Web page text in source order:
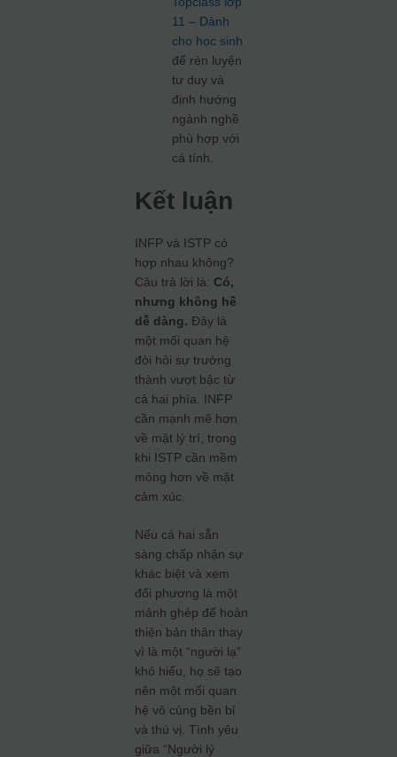
11 – Dành
cho học sinh
để rèn luyện
tư duy và
định hướng
ngành nghề
phù hợp với
cá tính.
Kết luận
INFP và ISTP có
hợp nhau không?
Câu trả lời là: Có,
nhưng không hề
dễ dàng. Đây là
một mối quan hệ
đòi hỏi sự trưởng
thành vượt bậc từ
cả hai phía. INFP
cần mạnh mẽ hơn
về mặt lý trí, trong
khi ISTP cần mềm
mỏng hơn về mặt
cảm xúc.
Nếu cả hai sẵn
sàng chấp nhận sự
khác biệt và xem
đối phương là một
mảnh ghép để hoàn
thiện bản thân thay
vì là một “người lạ”
khó hiểu, họ sẽ tạo
nên một mối quan
hệ vô cùng bền bỉ
và thú vị. Tình yêu
giữa “Người lý